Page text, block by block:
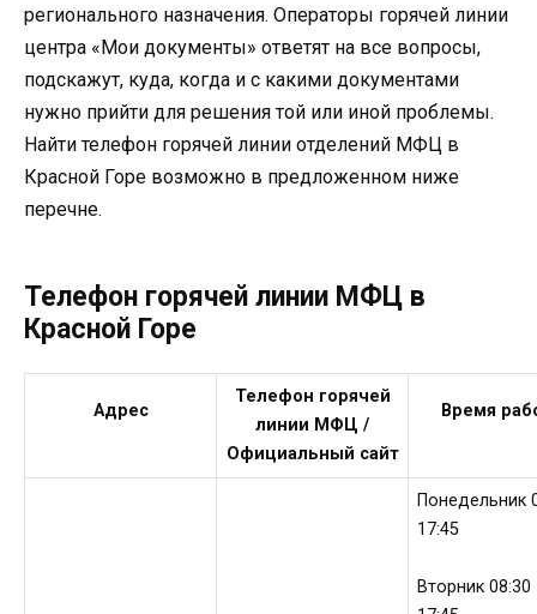
регионального назначения. Операторы горячей линии
центра «Мои документы» ответят на все вопросы,
подскажут, куда, когда и с какими документами
нужно прийти для решения той или иной проблемы.
Найти телефон горячей линии отделений МФЦ в
Красной Горе возможно в предложенном ниже
перечне.
Телефон горячей линии МФЦ в
Красной Горе
Адрес
Телефон горячей
линии МФЦ /
Официальный сайт
Время
Понедельник
17:45
Вторник 08:30